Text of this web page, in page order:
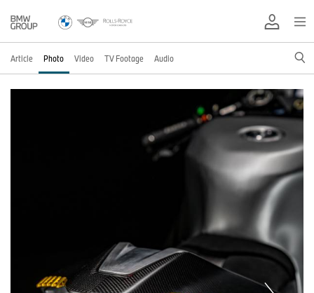
Article Photo Video TV Footage Audio